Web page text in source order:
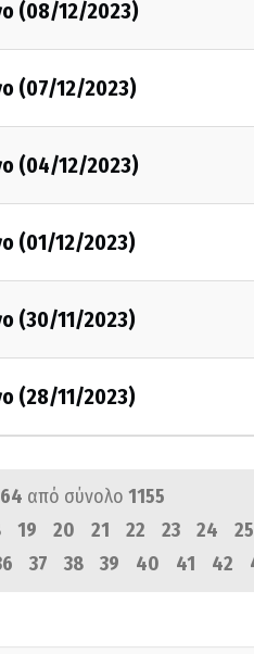
(08/12/2023)
(07/12/2023)
(04/12/2023)
(01/12/2023)
(30/11/2023)
(28/11/2023)
από σύνολο 1155
19 20 21 22 23 24 25
37 38 39 40 41 42